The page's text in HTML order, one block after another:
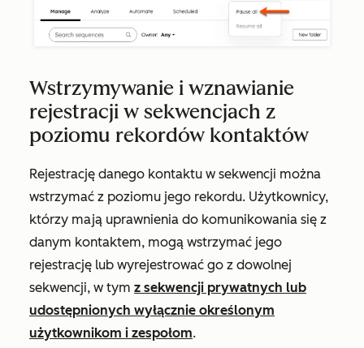
Wstrzymywanie i wznawianie
rejestracji w sekwencjach z
poziomu rekordów kontaktów
Rejestrację danego kontaktu w sekwencji można
wstrzymać z poziomu jego rekordu. Użytkownicy,
którzy mają uprawnienia do komunikowania się z
danym kontaktem, mogą wstrzymać jego
rejestrację lub wyrejestrować go z dowolnej
sekwencji, w tym z sekwencji prywatnych lub
udostępnionych wyłącznie określonym
użytkownikom i zespołom.